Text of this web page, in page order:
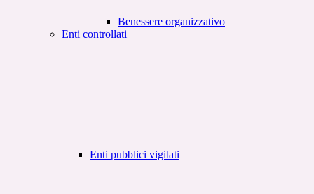
Benessere organizzativo
Enti controllati
Enti pubblici vigilati